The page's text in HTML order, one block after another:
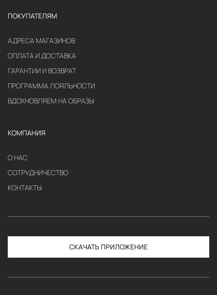
ПОКУПАТЕЛЯМ
АДРЕСА МАГАЗИНОВ
ОПЛАТА И ДОСТАВКА
ГАРАНТИИ И ВОЗВРАТ
ПРОГРАММА ЛОЯЛЬНОСТИ
ВДОХНОВЛЯЕМ НА ОБРАЗЫ
КОМПАНИЯ
О НАС
СОТРУДНИЧЕСТВО
КОНТАКТЫ
СКАЧАТЬ